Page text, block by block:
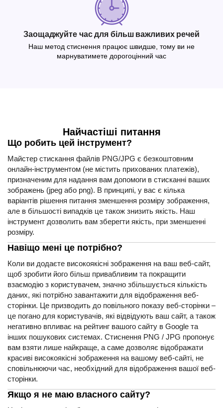
Заощаджуйте час для більш важливих речей
Наш метод стиснення працює швидше, тому ви не
марнуватимете дорогоцінний час
Найчастіші питання
Що робить цей інструмент?
Майстер стискання файлів PNG/JPG є безкоштовним
онлайн-інструментом (не містить прихованих платежів),
призначеним для надання вам допомоги в стисканні ваших
зображень (jpeg або png). В принципі, у вас є кілька
варіантів рішення питання зменшення розміру зображення,
але в більшості випадків це також знизить якість. Наш
інструмент дозволить вам зберегти якість, при зменшенні
розміру.
Навіщо мені це потрібно?
Коли ви додаєте високоякісні зображення на ваш веб-сайт,
щоб зробити його більш привабливим та покращити
взаємодію з користувачем, значно збільшується кількість
даних, які потрібно завантажити для відображення веб-
сторінки. Це призводить до повільного показу веб-сторінки –
це погано для користувачів, які відвідують ваш сайт, а також
негативно впливає на рейтинг вашого сайту в Google та
інших пошукових системах. Стиснення PNG / JPG пропонує
вам взяти лише найкраще, а саме дозволяє відображати
красиві високоякісні зображення на вашому веб-сайті, не
сповільнюючи час, необхідний для відображення вашої веб-
сторінки.
Якщо я не маю власного сайту?